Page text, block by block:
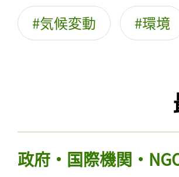
気候変動 環境
政府・国際機関・